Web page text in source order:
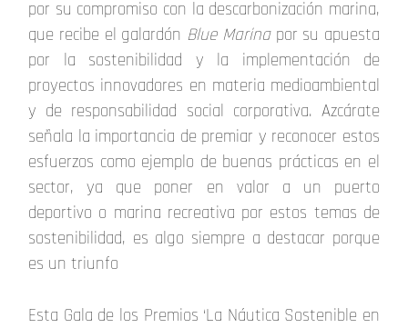
por su compromiso con la descarbonización marina,
que recibe el galardón Blue Marinapor su apuesta
por la sostenibilidad y la implementación de
proyectos innovadores en materia medioambiental
y de responsabilidad social corporativa. Azcárate
señala la importancia de premiar y reconocer estos
esfuerzos como ejemplo de buenas prácticas en el
sector, ya que poner en valor a un puerto
deportivo o marina recreativa por estos temas de
sostenibilidad, es algo siempre a destacar porque
es un triunfo
Esta Gala de los Premios ‘La Náutica Sostenible en